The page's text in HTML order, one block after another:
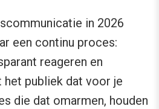
in 2026
een continu proces:
reageren en
publiek dat voor je
die dat omarmen, houden